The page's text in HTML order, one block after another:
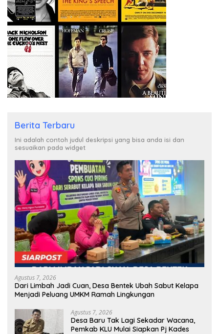
Berita Terbaru
Ini adalah contoh judul deskripsi yang bisa anda isi dan
sesuaikan pada widget
Agustus 7, 2026
Dari Limbah Jadi Cuan, Desa Bentek Ubah Sabut Kelapa
Menjadi Peluang UMKM Ramah Lingkungan
Agustus 7, 2026
Desa Baru Tak Lagi Sekadar Wacana,
Pemkab KLU Mulai Siapkan Pj Kades